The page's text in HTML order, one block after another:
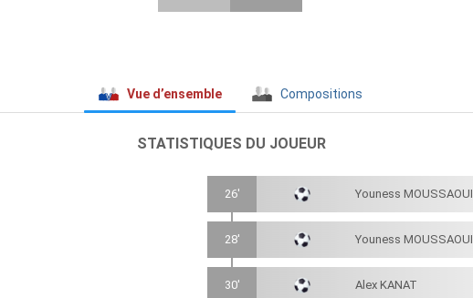
Vue d’ensemble Compositions
STATISTIQUES DU JOUEUR
26' Youness MOUSSAOUI
28' Youness MOUSSAOUI
30' Alex KANAT